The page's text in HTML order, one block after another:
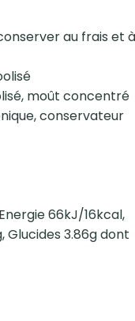
au frais et à
moût concentré
conservateur
66kJ/16kcal,
Glucides 3.86g dont